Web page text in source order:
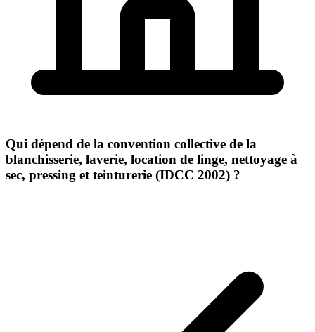
Qui dépend de la convention collective de la
blanchisserie, laverie, location de linge, nettoyage à
sec, pressing et teinturerie (IDCC 2002) ?